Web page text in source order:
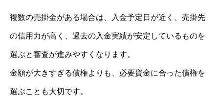
複数の売掛金がある場合は、入金予定日が近く、売掛先
の信用力が高く、過去の入金実績が安定しているものを
選ぶと審査が進みやすくなります。
金額が大きすぎる債権よりも、必要資金に合った債権を
選ぶことも大切です。